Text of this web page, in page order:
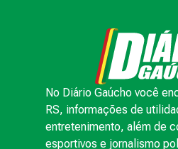
No Diário Gaúcho você
RS, informações de
entretenimento, além de
esportivos e jornalismo